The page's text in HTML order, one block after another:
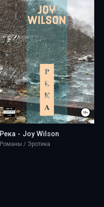
Река - Joy Wilson
Романы / Эротика